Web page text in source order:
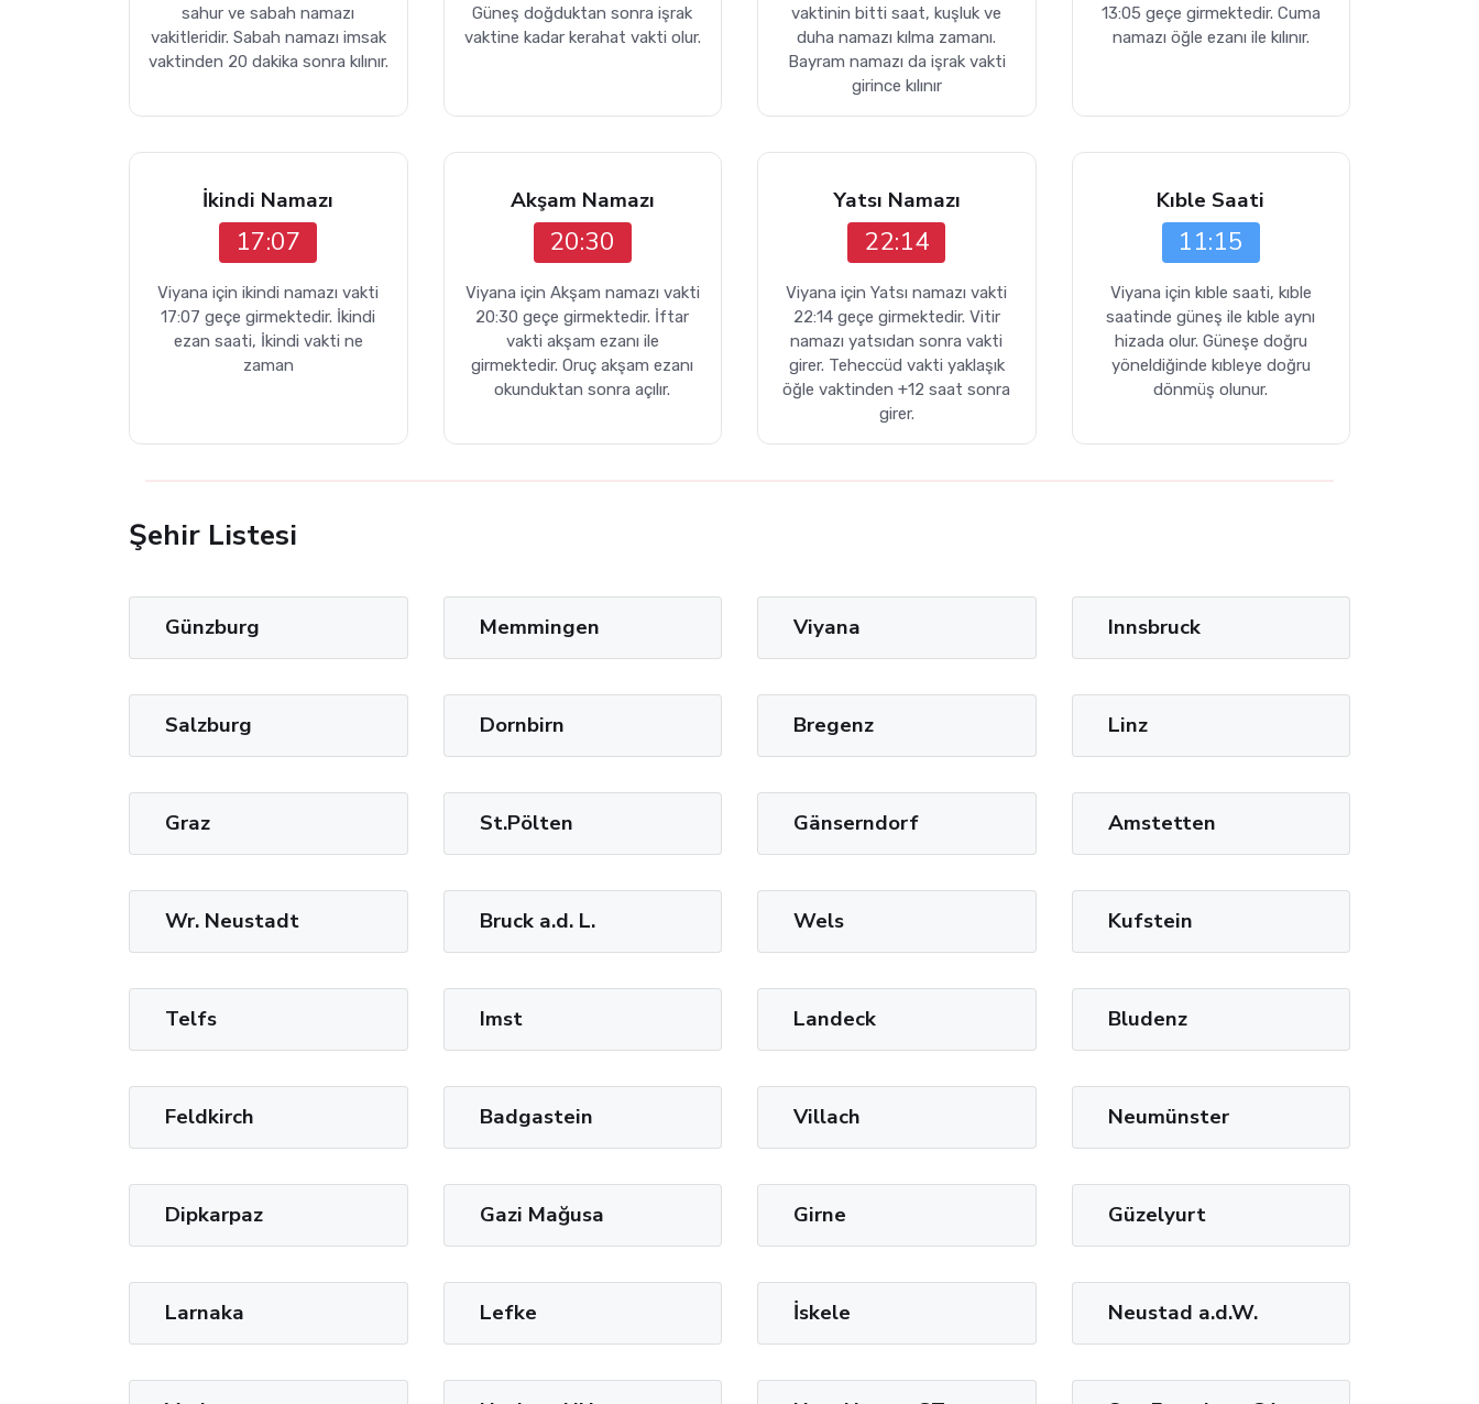
sahur ve sabah namazı
vakitleridir. Sabah namazı imsak
vaktinden 20 dakika sonra kılınır.
Güneş doğduktan sonra işrak
vaktine kadar kerahat vakti olur.
vaktinin bitti saat, kuşluk ve
duha namazı kılma zamanı.
Bayram namazı da işrak vakti
girince kılınır
13:05 geçe girmektedir. Cuma
namazı öğle ezanı ile kılınır.
İkindi Namazı
17:07
Viyana için ikindi namazı vakti
17:07 geçe girmektedir. İkindi
ezan saati, İkindi vakti ne
zaman
Akşam Namazı
20:30
Viyana için Akşam namazı vakti
20:30 geçe girmektedir. İftar
vakti akşam ezanı ile
girmektedir. Oruç akşam ezanı
okunduktan sonra açılır.
Yatsı Namazı
22:14
Viyana için Yatsı namazı vakti
22:14 geçe girmektedir. Vitir
namazı yatsıdan sonra vakti
girer. Teheccüd vakti yaklaşık
öğle vaktinden +12 saat sonra
girer.
Kıble Saati
11:15
Viyana için kıble saati, kıble
saatinde güneş ile kıble aynı
hizada olur. Güneşe doğru
yöneldiğinde kıbleye doğru
dönmüş olunur.
Şehir Listesi
Günzburg Memmingen Viyana Innsbruck
Salzburg Dornbirn Bregenz Linz
Graz St.Pölten Gänserndorf Amstetten
Wr. Neustadt Bruck a.d. L. Wels Kufstein
Telfs Imst Landeck Bludenz
Feldkirch Badgastein Villach Neumünster
Dipkarpaz Gazi Mağusa Girne Güzelyurt
Larnaka Lefke İskele Neustad a.d.W.